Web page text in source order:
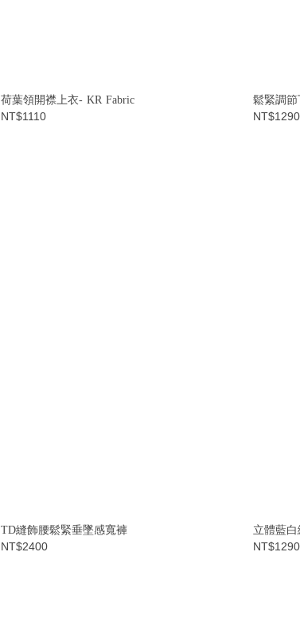
荷葉領開襟上衣- KR Fabric
NT$1110
鬆緊調
NT$1290
TD縫飾腰鬆緊垂墜感寬褲
NT$2400
立體藍
NT$1290